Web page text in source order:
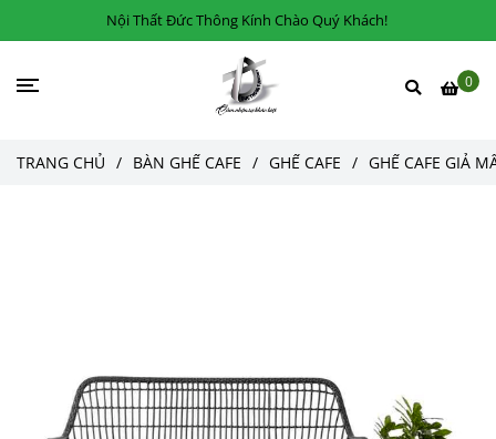
Nội Thất Đức Thông Kính Chào Quý Khách!
0
TRANG CHỦ / BÀN GHẾ CAFE / GHẾ CAFE / GHẾ CAFE GIẢ